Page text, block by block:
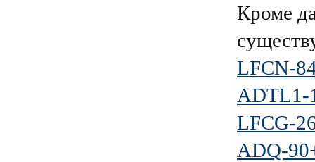
Кроме
LFCN-
ADTL1-
LFCG-
ADQ-